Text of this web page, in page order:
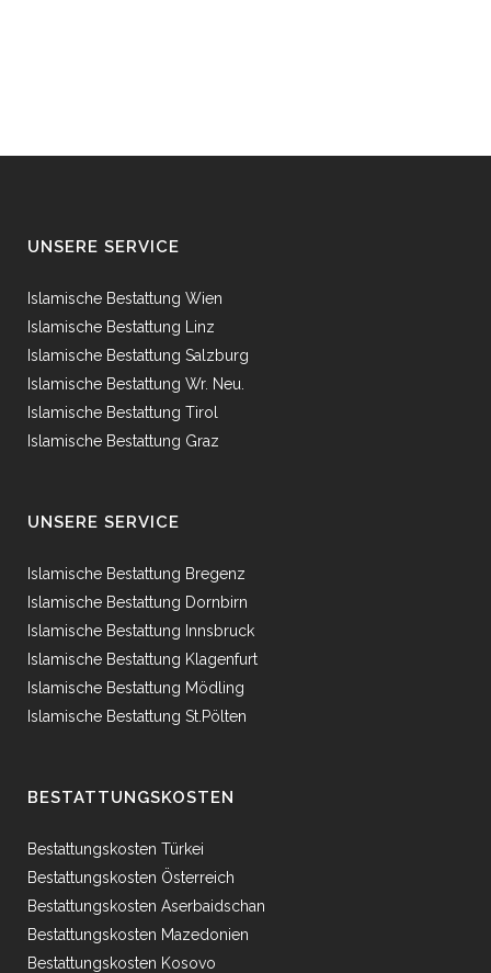
UNSERE SERVICE
Islamische Bestattung Wien
Islamische Bestattung Linz
Islamische Bestattung Salzburg
Islamische Bestattung Wr. Neu.
Islamische Bestattung Tirol
Islamische Bestattung Graz
UNSERE SERVICE
Islamische Bestattung Bregenz
Islamische Bestattung Dornbirn
Islamische Bestattung Innsbruck
Islamische Bestattung Klagenfurt
Islamische Bestattung Mödling
Islamische Bestattung St.Pölten
BESTATTUNGSKOSTEN
Bestattungskosten Türkei
Bestattungskosten Österreich
Bestattungskosten Aserbaidschan
Bestattungskosten Mazedonien
Bestattungskosten Kosovo